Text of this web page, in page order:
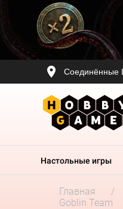
Соединённые
Настольные игры
Главная
Goblin Team